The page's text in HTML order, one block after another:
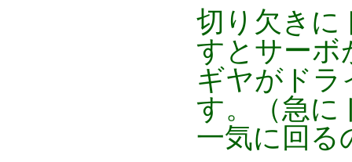
切り欠きに
すとサーボ
ギヤがドラ
す。（急に
一気に回る